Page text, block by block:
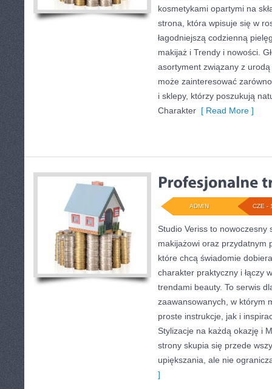
kosmetykami opartymi na
strona, która wpisuje się w
łagodniejszą codzienną
makijaż i Trendy i nowości.
asortyment związany z
może zainteresować
i sklepy, którzy poszukują
Charakter [ Read More ]
CZE -
ADMIN
Studio Veriss to nowoczesny
makijażowi oraz przydatnym
które chcą świadomie
charakter praktyczny i łączy
trendami beauty. To serwis
zaawansowanych, w którym
proste instrukcje, jak i
Stylizacje na każdą okazję i
strony skupia się przede
upiększania, ale nie
]